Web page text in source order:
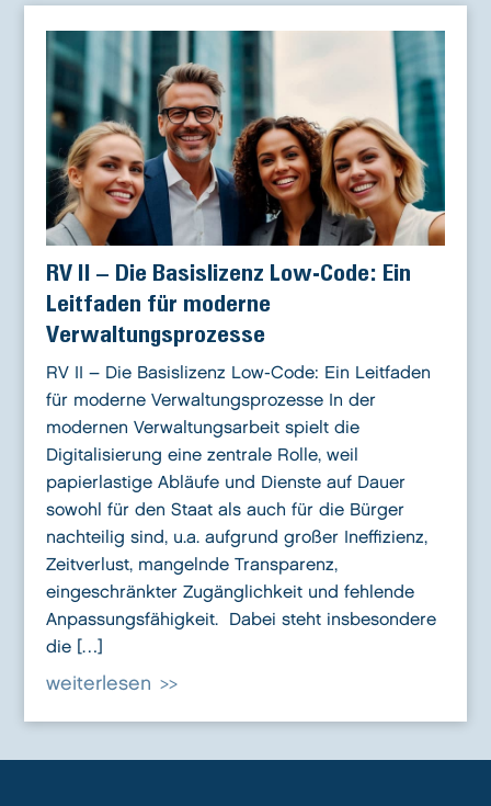
RV II – Die Basislizenz Low-Code: Ein
Leitfaden für moderne
Verwaltungsprozesse
RV II – Die Basislizenz Low-Code: Ein Leitfaden
für moderne Verwaltungsprozesse In der
modernen Verwaltungsarbeit spielt die
Digitalisierung eine zentrale Rolle, weil
papierlastige Abläufe und Dienste auf Dauer
sowohl für den Staat als auch für die Bürger
nachteilig sind, u.a. aufgrund großer Ineffizienz,
Zeitverlust, mangelnde Transparenz,
eingeschränkter Zugänglichkeit und fehlende
Anpassungsfähigkeit. Dabei steht insbesondere
die […]
weiterlesen